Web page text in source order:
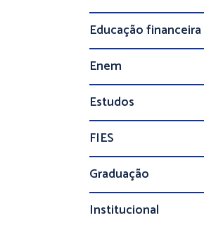
Educação financeira
Enem
Estudos
FIES
Graduação
Institucional